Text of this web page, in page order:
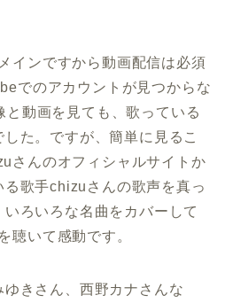
インですから動画配信は必須
でのアカウントが見つからな
動画を見ても、歌っている
た。ですが、簡単に見るこ
さんのオフィシャルサイトか
歌手chizuさんの歌声を真っ
ろいろな名曲をカバーして
聴いて感動です。
きさん、西野カナさんな